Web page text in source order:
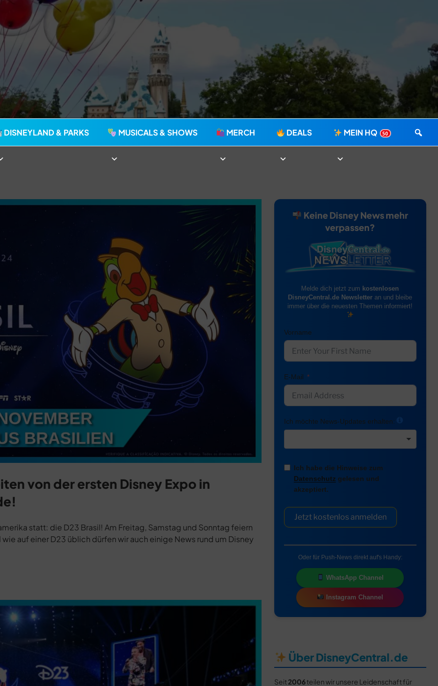
seit 2006
DISNEYLAND & PARKS MUSICALS & SHOWS MERCH DEALS MEIN HQ 50
von der ersten Disney Expo in
statt: die D23 Brasil! Am Freitag, Samstag und Sonntag feiern
auf einer D23 üblich dürfen wir auch einige News rund um Disney
Keine Disney News mehr
verpassen?
Melde dich jetzt zum kostenlosen
DisneyCentral.de Newsletter an und bleibe
immer über die neuesten Themen informiert!
Vorname
E-Mail
Ich möchte News-Updates erhalten:
Ich habe die Hinweise zum
Datenschutz gelesen und
akzeptiert.
Jetzt kostenlos anmelden
Oder für Push-News direkt auf's Handy:
WhatsApp Channel
Instagram Channel
Über DisneyCentral.de
Seit 2006teilen wir unsere Leidenschaft für